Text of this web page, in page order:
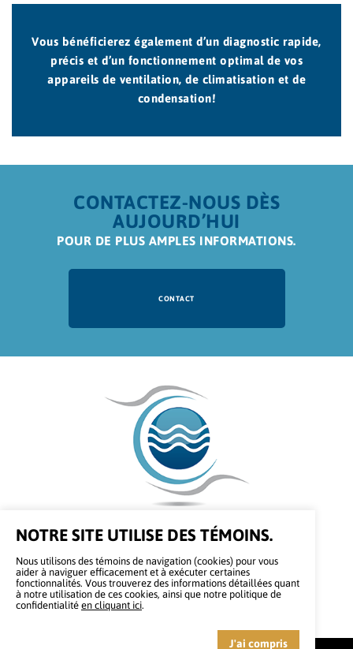
NOTRE SITE UTILISE DES TÉMOINS.
Nous utilisons des témoins de navigation (cookies) pour vous
aider à naviguer efficacement et à exécuter certaines
fonctionnalités. Vous trouverez des informations détaillées quant
à notre utilisation de ces cookies, ainsi que notre politique de
confidentialité en cliquant ici.
J'ai compris
Vous bénéficierez également d’un diagnostic rapide,
précis et d’un fonctionnement optimal de vos
appareils de ventilation, de climatisation et de
condensation!
CONTACTEZ-NOUS DÈS
AUJOURD’HUI
POUR DE PLUS AMPLES INFORMATIONS.
CONTACT
343 Chemin Newton, Mascouche (Qc), J7K 3C2
514 704-4815
bernierp@climatisationbernier.com